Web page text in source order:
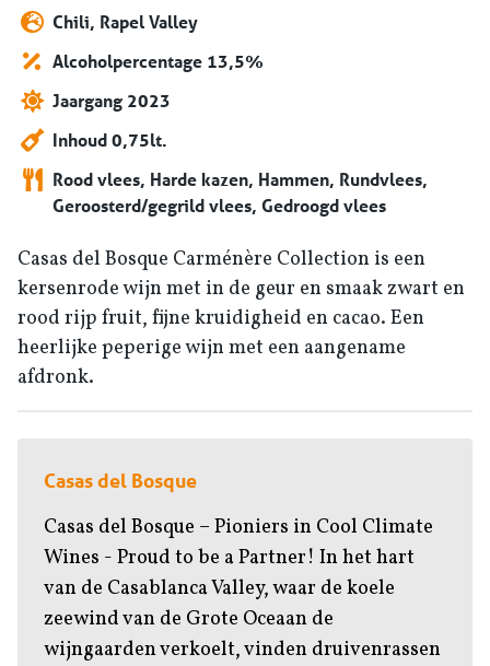
Chili, Rapel Valley
Alcoholpercentage 13,5%
Jaargang 2023
Inhoud 0,75lt.
Rood vlees, Harde kazen, Hammen, Rundvlees,
Geroosterd/gegrild vlees, Gedroogd vlees
Casas del Bosque Carménère Collection is een
kersenrode wijn met in de geur en smaak zwart en
rood rijp fruit, fijne kruidigheid en cacao. Een
heerlijke peperige wijn met een aangename
afdronk.
Casas del Bosque
Casas del Bosque – Pioniers in Cool Climate
Wines - Proud to be a Partner! In het hart
van de Casablanca Valley, waar de koele
zeewind van de Grote Oceaan de
wijngaarden verkoelt, vinden druivenrassen